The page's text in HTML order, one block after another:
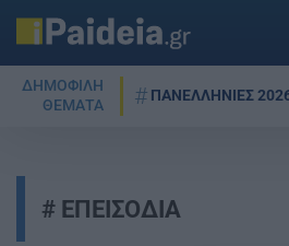
ΔΗΜΟΦΙΛΗ
ΘΕΜΑΤΑ
ΠΑΝΕΛΛΗΝΙΕΣ
ΕΠΕΙΣΟΔΙΑ